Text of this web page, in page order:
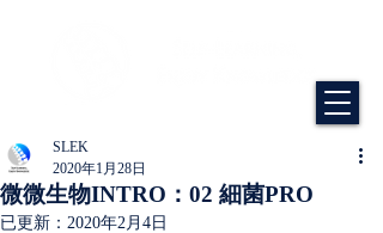
微微生物INTRO：02 細菌PRO
SLEK
2020年1月28日
已更新： 2020年2月4日